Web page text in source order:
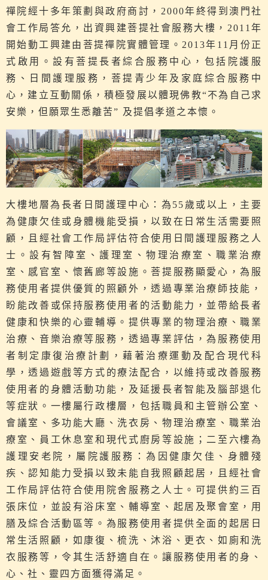
禪院經十多年策劃與政府商討，2000年終得到澳門社
會工作局答允，出資興建菩提社會服務大樓，2011年
開始動工興建由菩提禪院實體管理。2013年11月份正
式啟用。設有菩提長者綜合服務中心，包括院護服
務、日間護理服務，菩提青少年及家庭綜合服務中
心，建立互動關係，積極發展以體現佛教“不為自己求
安樂，但願眾生悉離苦” 及提倡孝道之本懷。
大樓地層為長者日間護理中心：為55歲或以上，主要
為健康欠佳或身體機能受損，以致在日常生活需要照
顧，且經社會工作局評估符合使用日間護理服務之人
士。設有智障室、護理室、物理治療室、職業治療
室、感官室、懷舊廊等設施。菩提服務顯愛心，為服
務使用者提供優質的照顧外，透過專業治療師技能，
盼能改善或保持服務使用者的活動能力，並帶給長者
健康和快樂的心靈輔導。提供專業的物理治療、職業
治療、音樂治療等服務，透過專業評估，為服務使用
者制定康復治療計劃，藉著治療運動及配合現代科
學，透過遊戲等方式的療法配合，以維持或改善服務
使用者的身體活動功能，及延援長者智能及腦部退化
等症狀。一樓屬行政樓層，包括職員和主管辦公室、
會議室、多功能大廳、洗衣房、物理治療室、職業治
療室、員工休息室和現代式廚房等設施；二至六樓為
護理安老院，屬院護服務：為因健康欠佳、身體殘
疾、認知能力受損以致未能自我照顧起居，且經社會
工作局評估符合使用院舍服務之人士。可提供約三百
張床位，並設有浴床室、輔導室、起居及聚會室，用
膳及綜合活動區等。為服務使用者提供全面的起居日
常生活照顧，如康復、梳洗、沐浴、更衣、如廁和洗
衣服務等，令其生活舒適自在。讓服務使用者的身、
心、社、靈四方面獲得滿足。